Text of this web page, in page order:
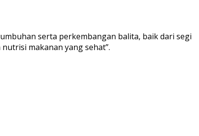
serta perkembangan balita, baik dari segi
makanan yang sehat”.